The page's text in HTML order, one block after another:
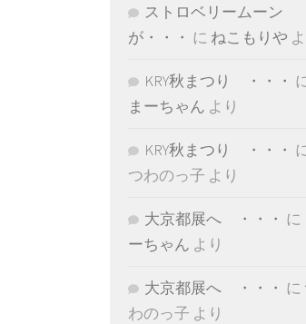
ストロベリームーン
が・・・ に ねこもりや
KRY秋まつり ・・・
まーちゃん より
KRY秋まつり ・・・
つわのっ子 より
大京都展へ ・・・ に
ーちゃん より
大京都展へ ・・・ に
わのっ子 より